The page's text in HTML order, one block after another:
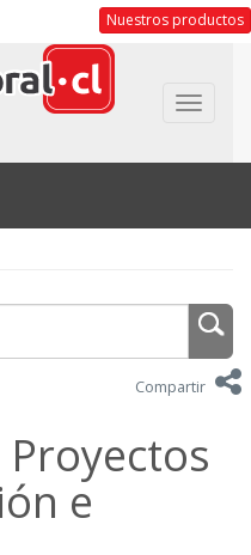
Nuestros productos
Toggle
Compartir
e